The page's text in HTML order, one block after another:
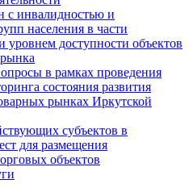
с инвалидностью и
населения в части
уровнем доступности объектов
в рамках проведения
состояния развития
рынках Иркутской
субъектов в
для размещения
объектов